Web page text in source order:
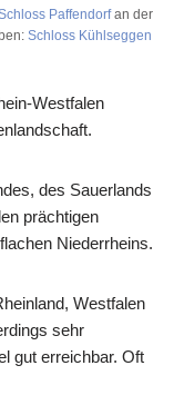
Paffendorfan der
Schloss Kühlseggen
Westfalen
des Sauerlands
prächtigen
Niederrheins.
Westfalen
sehr
gut erreichbar. Oft